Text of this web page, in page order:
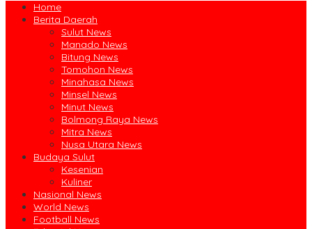
Home
Berita Daerah
Sulut News
Manado News
Bitung News
Tomohon News
Minahasa News
Minsel News
Minut News
Bolmong Raya News
Mitra News
Nusa Utara News
Budaya Sulut
Kesenian
Kuliner
Nasional News
World News
Football News